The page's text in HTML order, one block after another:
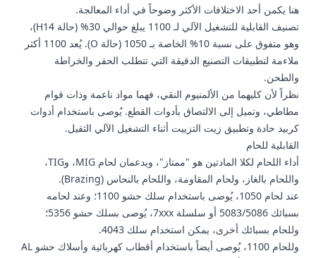
هنا يكمن أحد الاختلافات الأكثر وضوحاً في أداء المعالجة.
تصنيف القابلية للتشغيل الآلي لـ 1100 يبلغ حوالي 30% (حالة H14)،
وهو متفوق على نسبة 10% الخاصة بـ 1050 (حالة O). يُعد 1100 أكثر
ملاءمة لتطبيقات التصنيع الدقيقة التي تتطلب الحفر والخراطة
والطحن.
نظراً لأن كليهما من الألمنيوم النقي، فهما مواد ناعمة وذات قوام
مطاطي، وتميل إلى الالتصاق بأدوات القطع. يُوصى باستخدام أدوات
كربيد حادة وتطبيق زيت التزييت أثناء التشغيل الآلي الثقيل.
القابلية للحام
أداء اللحام لكلا المادتين هو "ممتاز"، ويدعمان لحام MIG، وTIG،
واللحام بالغاز، ولحام المقاومة، واللحام بالنحاس (Brazing).
عند لحام 1050، يُوصى باستخدام سلك حشو 1100؛ وعند لحامه
بسبائك 5083/5086 أو سلسلة 7xxx، يُوصى بسلك حشو 5356؛
وللحام بسبائك أخرى، يمكن استخدام سلك 4043.
وللحام 1100، يُوصى أيضاً باستخدام أقطاب كهربائية وأسلاك حشو AL